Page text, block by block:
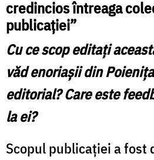
credincios întreaga
publicaţiei”
Cu ce scop editați
văd enoriașii din
editorial? Care este
la ei?
Scopul publicaţiei a fost